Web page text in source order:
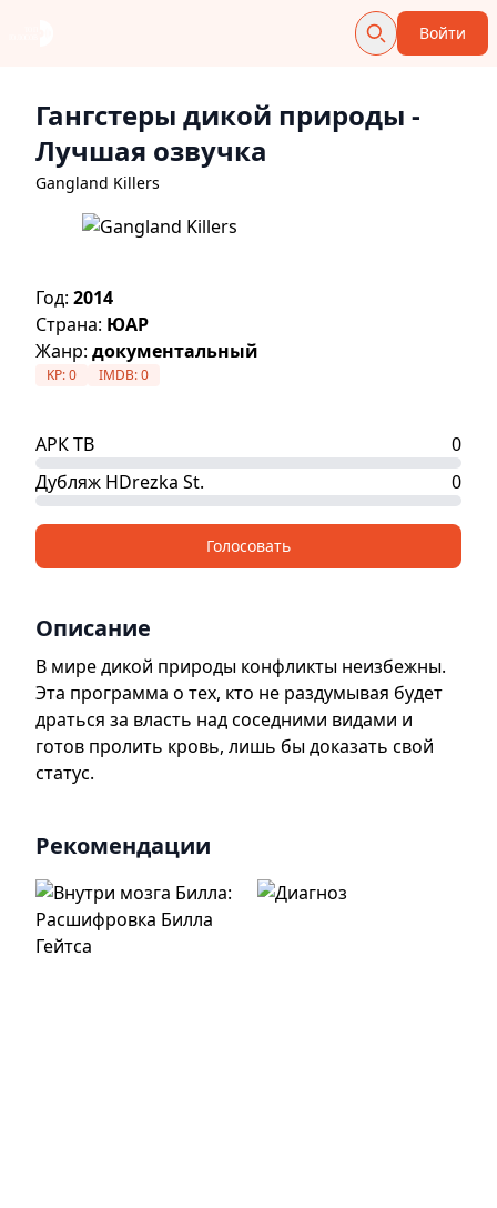
Войти
Гангстеры дикой природы -
Лучшая озвучка
Gangland Killers
Год: 2014
Страна: ЮАР
Жанр: документальный
KP:0 IMDB:0
АРК ТВ
0
Дубляж HDrezka St.
0
Голосовать
Описание
В мире дикой природы конфликты неизбежны.
Эта программа о тех, кто не раздумывая будет
драться за власть над соседними видами и
готов пролить кровь, лишь бы доказать свой
статус.
Рекомендации